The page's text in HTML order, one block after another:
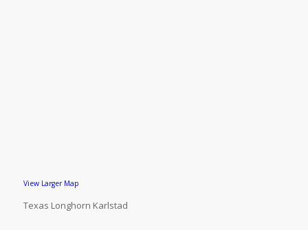
View Larger Map
Texas Longhorn Karlstad